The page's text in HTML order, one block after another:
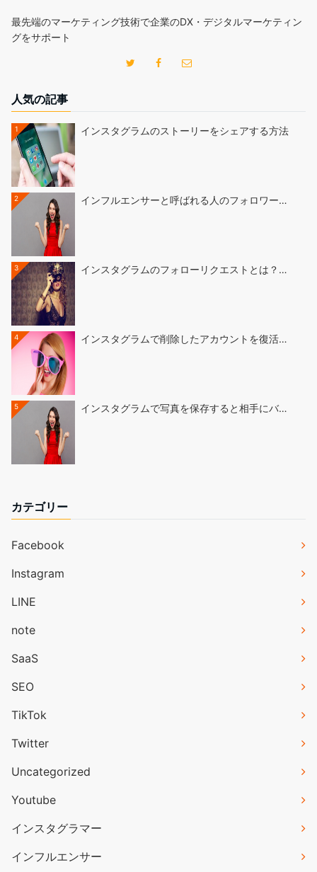
最先端のマーケティング技術で企業のDX・デジタルマーケティン
グをサポート
人気の記事
1 インスタグラムのストーリーをシェアする方法
2 インフルエンサーと呼ばれる人のフォロワー…
3 インスタグラムのフォローリクエストとは？…
4 インスタグラムで削除したアカウントを復活…
5 インスタグラムで写真を保存すると相手にバ…
カテゴリー
Facebook
Instagram
LINE
note
SaaS
SEO
TikTok
Twitter
Uncategorized
Youtube
インスタグラマー
インフルエンサー